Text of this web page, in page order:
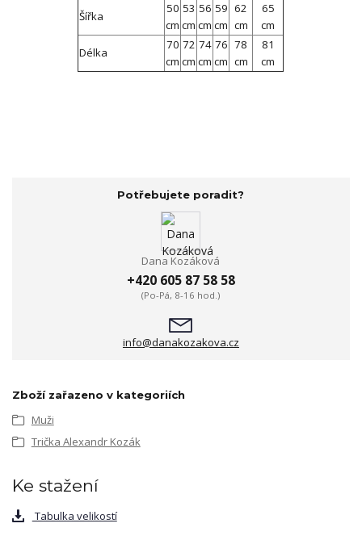
Šířka
50
cm
53
cm
56
cm
59
cm
62
cm
65
cm
Délka
70
cm
72
cm
74
cm
76
cm
78
cm
81
cm
Potřebujete poradit?
Dana Kozáková
+420 605 87 58 58
(Po-Pá, 8-16 hod.)
info@danakozakova.cz
Zboží zařazeno v kategoriích
Muži
Trička Alexandr Kozák
Ke stažení
Tabulka velikostí